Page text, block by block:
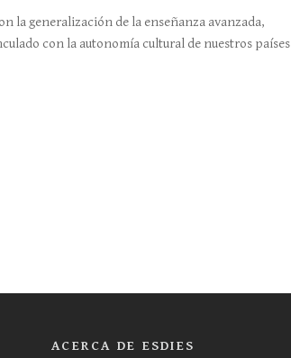
la generalización de la enseñanza avanzada,
con la autonomía cultural de nuestros países
ACERCA DE ESDIES